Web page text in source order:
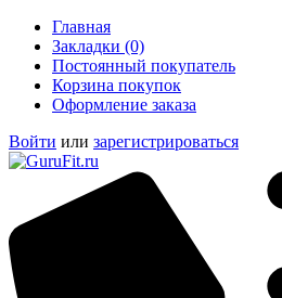
Главная
Закладки (0)
Постоянный покупатель
Корзина покупок
Оформление заказа
Войти или зарегистрироваться